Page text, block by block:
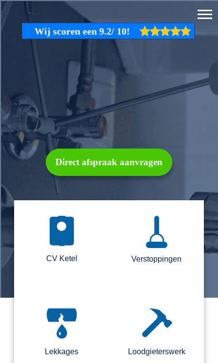
Direct afspraak aanvragen
CV Ketel Verstoppingen
Lekkages Loodgieterswerk